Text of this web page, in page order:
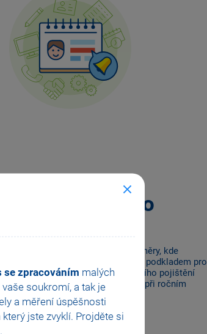
se zpracováním malých
soukromí, a tak je
a měření úspěšnosti
jste zvyklí. Projděte si
.
pracovního
povedou do agendy Pracovní poměry, kde
potřebné informace, které jsou podkladem pro
na výpočet sociálního a zdravotního pojištění
Toto se vám bude hodit i později při ročním
daně z příjmů.